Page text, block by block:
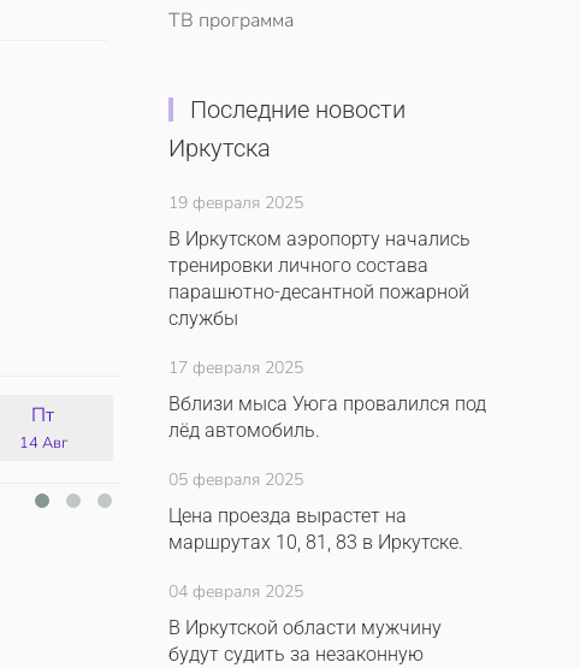
Пт
14 Авг
Сб
15 Авг
Вс
ТВ программа
Последние новости
Иркутска
19 февраля 2025
В Иркутском аэропорту начались
тренировки личного состава
парашютно-десантной пожарной
службы
17 февраля 2025
Вблизи мыса Уюга провалился под
лёд автомобиль.
05 февраля 2025
Цена проезда вырастет на
маршрутах 10, 81, 83 в Иркутске.
04 февраля 2025
В Иркутской области мужчину
будут судить за незаконную